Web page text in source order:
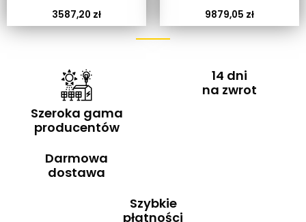
3587,20 zł 9879,05 zł
Szeroka gama
producentów
14 dni
na zwrot
Darmowa
dostawa
Szybkie
płatności